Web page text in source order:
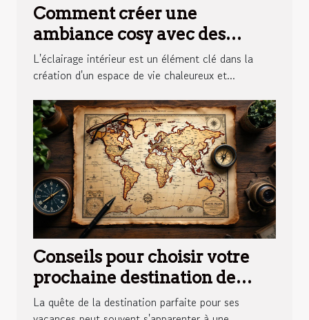
Comment créer une
ambiance cosy avec des
éclairages d'intérieur
L'éclairage intérieur est un élément clé dans la
création d'un espace de vie chaleureux et...
Conseils pour choisir votre
prochaine destination de
vacances
La quête de la destination parfaite pour ses